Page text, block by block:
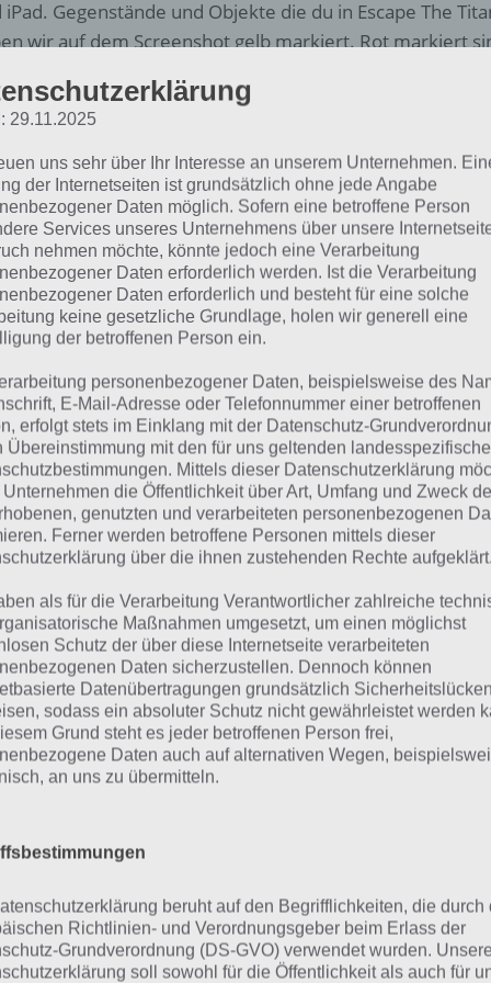
iPad. Gegenstände und Objekte die du in Escape The
wir auf dem Screenshot gelb markiert. Rot markiert
Beginn der Spiele App Escape The Titanic guckst du nur
Pfeil der nach rechts zeigt anklicken um in den
brauchst du nur die Tür nach rechts
rechts weglaufen können.
nun wieder dem Pfeil und schiebe im nächsten Raum
Seite, damit der Weg zum nächsten Raum frei wird.
kannst nun in den Maschinen Raum / Engine Room
erst die Tür öffnen. Dies machst du wie folgt:
runter zu drücken und die andere Hand / Finger um
dem Uhrzeigersinn zu drehen. Nach 2-3
du kannst wieder in den nächsten Raum gehen.
Im Maschinenraum musst du nun den Lichtschalter /
das Controll Panel / Schalter Box auf der linken seite
auf die Markierungen rechts unten Achten und die Kabel
anzeigen. Dies machst du indem du erst auf ein
dann auf eine freie Stelle drückst. Bedenke dabei aber,
sind. Hast du alles richtig gemacht, steht die
29.11.2025
uns sehr über Ihr Interesse an unserem Unternehmen.
der Internetseiten ist grundsätzlich ohne jede Angabe
Daten möglich. Sofern eine betroffene Person
Services unseres Unternehmens über unsere
nehmen möchte, könnte jedoch eine Verarbeitung
Daten erforderlich werden. Ist die Verarbeitung
Daten erforderlich und besteht für eine solche
keine gesetzliche Grundlage, holen wir generell eine
der betroffenen Person ein.
personenbezogener Daten, beispielsweise des
E-Mail-Adresse oder Telefonnummer einer betroffenen
erfolgt stets im Einklang mit der Datenschutz-
Übereinstimmung mit den für uns geltenden
Mittels dieser Datenschutzerklärung
Unternehmen die Öffentlichkeit über Art, Umfang und Zweck
genutzten und verarbeiteten personenbezogenen
Ferner werden betroffene Personen mittels dieser
über die ihnen zustehenden Rechte aufgeklärt.
als für die Verarbeitung Verantwortlicher zahlreiche
Maßnahmen umgesetzt, um einen möglichst
Schutz der über diese Internetseite verarbeiteten
Daten sicherzustellen. Dennoch können
Datenübertragungen grundsätzlich Sicherheitslücken
sodass ein absoluter Schutz nicht gewährleistet werden
Grund steht es jeder betroffenen Person frei,
Daten auch auf alternativen Wegen,
an uns zu übermitteln.
beruht auf den Begrifflichkeiten, die durch
Richtlinien- und Verordnungsgeber beim Erlass der
Grundverordnung (DS-GVO) verwendet wurden. Unsere
soll sowohl für die Öffentlichkeit als auch für